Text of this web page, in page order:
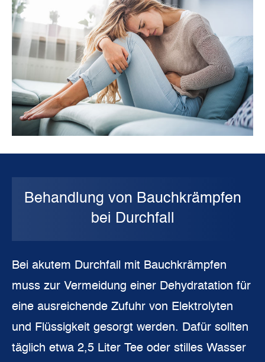
Behandlung von Bauchkrämpfen
bei Durchfall
Bei akutem Durchfall mit Bauchkrämpfen
muss zur Vermeidung einer Dehydratation für
eine ausreichende Zufuhr von Elektrolyten
und Flüssigkeit gesorgt werden. Dafür sollten
täglich etwa 2,5 Liter Tee oder stilles Wasser